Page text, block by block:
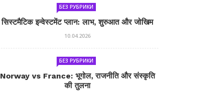
БЕЗ РУБРИКИ
सिस्टमैटिक इन्वेस्टमेंट प्लान: लाभ, शुरुआत और जोखिम
10.04.2026
БЕЗ РУБРИКИ
Norway vs France: भूगोल, राजनीति और संस्कृति
की तुलना